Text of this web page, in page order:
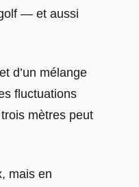
— et aussi
d’un mélange
fluctuations
mètres peut
mais en